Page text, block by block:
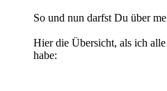
So und nun darfst Du über
Hier die Übersicht, als ich
habe: